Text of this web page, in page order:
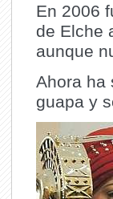
En 2006
de Elche
aunque
Ahora ha
guapa y